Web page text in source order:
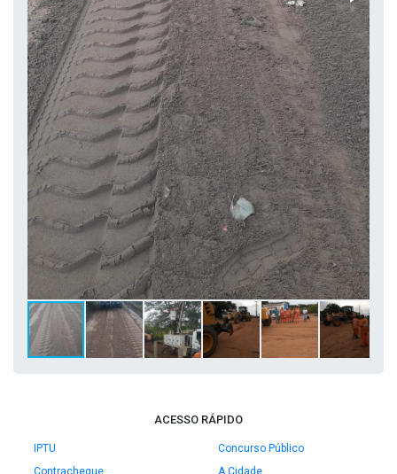
ACESSO RÁPIDO
IPTU
Concurso Público
Contracheque
A Cidade